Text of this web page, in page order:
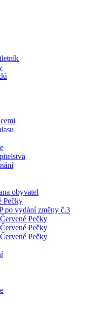
obyvatel
Pečky
po vydání změny č.3
Pečky
Pečky
Pečky